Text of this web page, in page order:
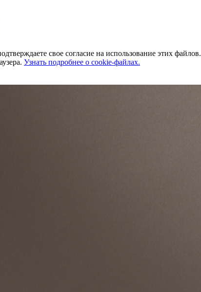
свое согласие на использование этих файлов.
Узнать подробнее о cookie-файлах.